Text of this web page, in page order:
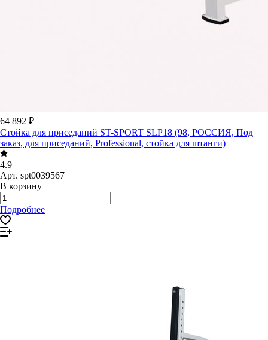
64 892 ₽
Стойка для приседаний ST-SPORT SLP18 (98, РОССИЯ, Под
заказ, для приседаний, Professional, стойка для штанги)
4.9
Арт. spt0039567
В корзину
Подробнее